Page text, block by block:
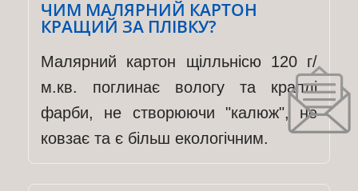
ЧИМ МАЛЯРНИЙ КАРТОН
КРАЩИЙ ЗА ПЛІВКУ?
Малярний картон щілльнісю 120 г/
м.кв. поглинає вологу та краплі
фарби, не створюючи "калюж", не
ковзає та є більш екологічним.